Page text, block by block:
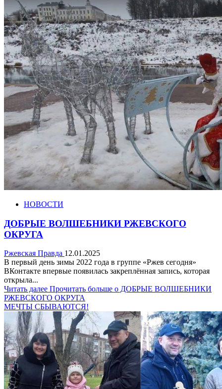
НОВОСТИ
ДОБРЫЕ ВОЛШЕБНИКИ РЖЕВСКОГО
ОКРУГА
Ржевская Правда 12.01.2025
В первый день зимы 2022 года в группе «Ржев сегодня»
ВКонтакте впервые появилась закреплённая запись, которая
открыла...
Читать далее Прочитать больше о ДОБРЫЕ ВОЛШЕБНИКИ
РЖЕВСКОГО ОКРУГА
МЕЧТЫ СБЫВАЮТСЯ!